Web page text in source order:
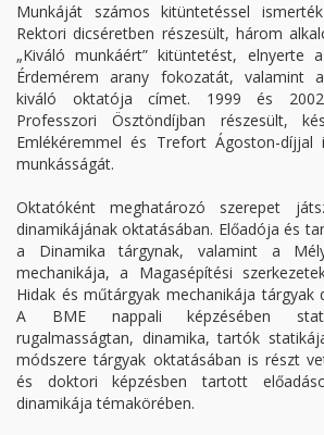
Munkáját számos kitüntetéssel
Rektori dicséretben részesült, három
„Kiváló munkáért” kitüntetést, elnyerte
Érdemérem arany fokozatát, valamint
kiváló oktatója címet. 1999 és
Professzori Ösztöndíjban részesült,
Emlékéremmel és Trefort Ágoston-díjjal
munkásságát.
Oktatóként meghatározó szerepet
dinamikájának oktatásában. Előadója és
a Dinamika tárgynak, valamint a
mechanikája, a Magasépítési
Hidak és műtárgyak mechanikája tárgyak
A BME nappali képzésében
rugalmasságtan, dinamika, tartók
módszere tárgyak oktatásában is részt
és doktori képzésben tartott
dinamikája témakörében.